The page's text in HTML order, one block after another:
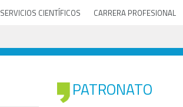
SERVICIOS CIENTÍFICOS CARRERA PROFESIONAL
PATRONATO